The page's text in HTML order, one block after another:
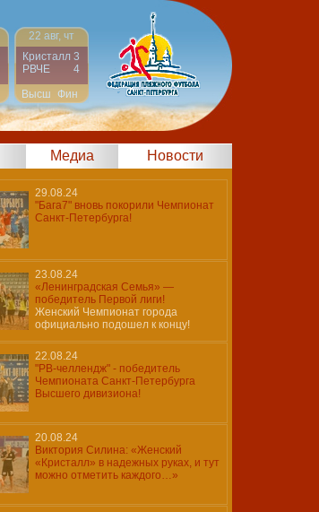
22 авг, чт
Кристалл 3
РВЧЕ
4
Высш Фин
Медиа Новости
29.08.24
"Бага7" вновь покорили Чемпионат
Санкт-Петербурга!
23.08.24
«Ленинградская Семья» —
победитель Первой лиги!
Женский Чемпионат города
официально подошел к концу!
22.08.24
"РВ-челлендж" - победитель
Чемпионата Санкт-Петербурга
Высшего дивизиона!
20.08.24
Виктория Силина: «Женский
«Кристалл» в надежных руках, и тут
можно отметить каждого…»